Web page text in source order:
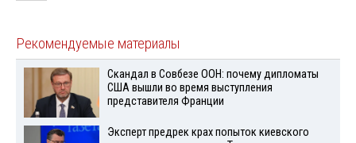
Рекомендуемые материалы
Скандал в Совбезе ООН: почему дипломаты
США вышли во время выступления
представителя Франции
Эксперт предрек крах попыток киевского